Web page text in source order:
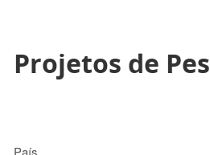
Projetos de
País